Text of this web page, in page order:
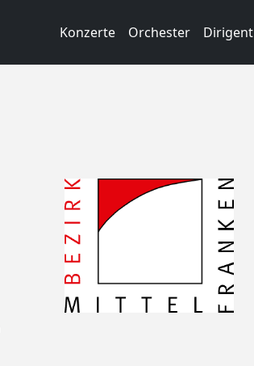
Konzerte Orchester Dirigent